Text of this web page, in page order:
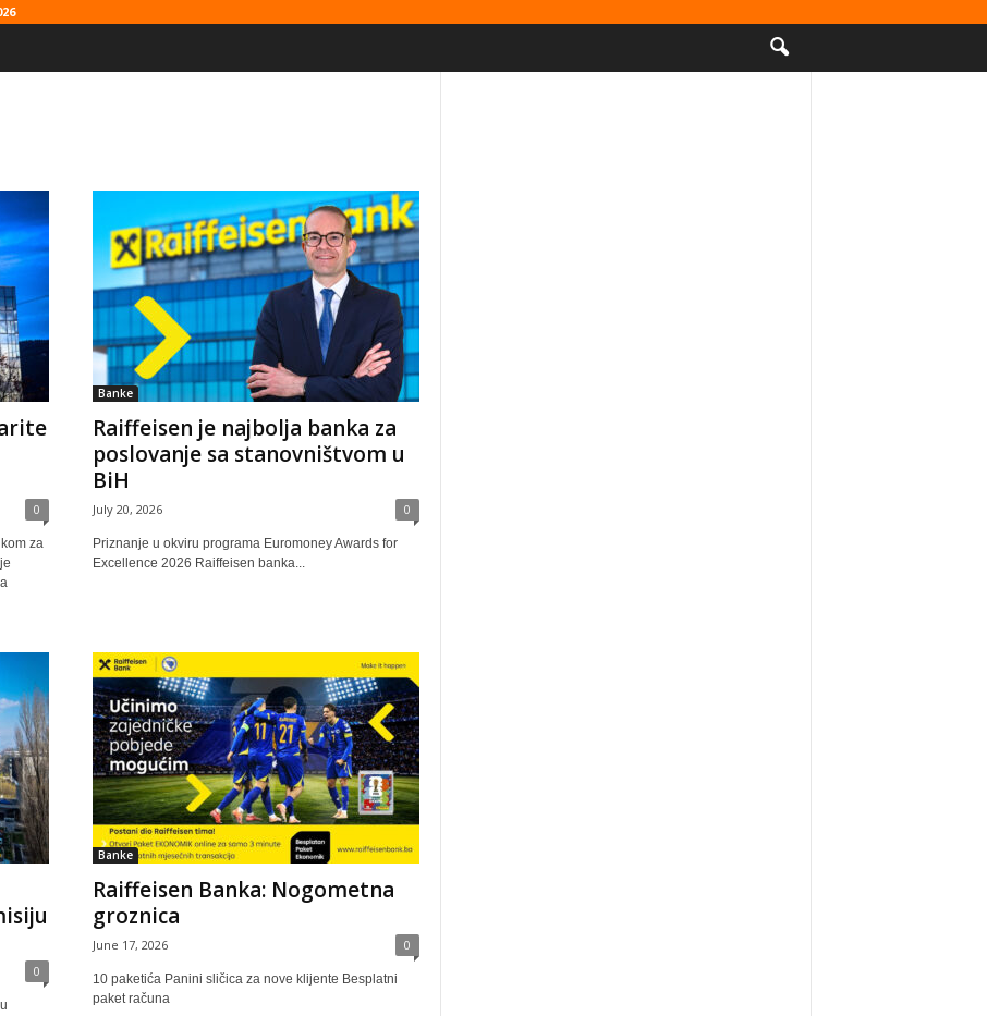
0
za
Banke
Raiffeisen je najbolja banka za
poslovanje sa stanovništvom u
BiH
July 20, 2026 0
Priznanje u okviru programa Euromoney Awards for
Excellence 2026 Raiffeisen banka...
0
Banke
Raiffeisen Banka: Nogometna
groznica
June 17, 2026 0
10 paketića Panini sličica za nove klijente Besplatni
paket računa